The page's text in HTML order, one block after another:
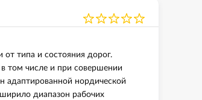
типа и состояния дорог.
в том числе и при совершении
адаптированной нордической
диапазон рабочих